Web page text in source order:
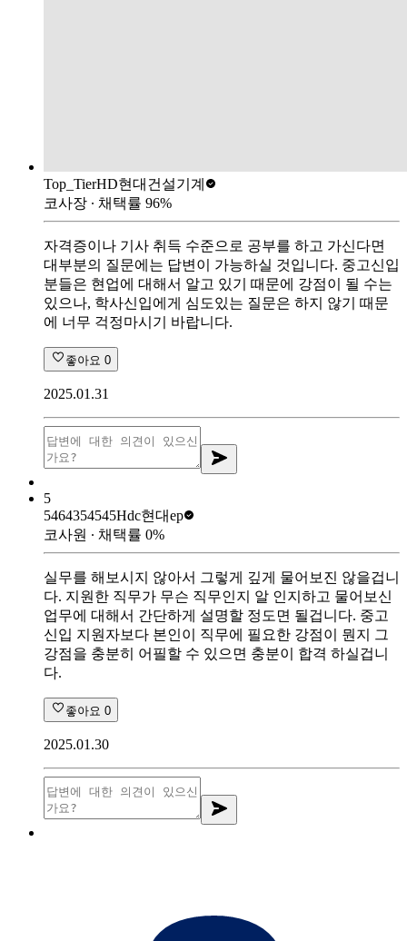
Top_TierHD현대건설기계
코사장 ∙ 채택률 96%
자격증이나 기사 취득 수준으로 공부를 하고 가신다면
대부분의 질문에는 답변이 가능하실 것입니다. 중고신입
분들은 현업에 대해서 알고 있기 때문에 강점이 될 수는
있으나, 학사신입에게 심도있는 질문은 하지 않기 때문
에 너무 걱정마시기 바랍니다.
좋아요 0
2025.01.31
5
5464354545Hdc현대ep
코사원 ∙ 채택률 0%
실무를 해보시지 않아서 그렇게 깊게 물어보진 않을겁니
다. 지원한 직무가 무슨 직무인지 알 인지하고 물어보신
업무에 대해서 간단하게 설명할 정도면 될겁니다. 중고
신입 지원자보다 본인이 직무에 필요한 강점이 뭔지 그
강점을 충분히 어필할 수 있으면 충분이 합격 하실겁니
다.
좋아요 0
2025.01.30